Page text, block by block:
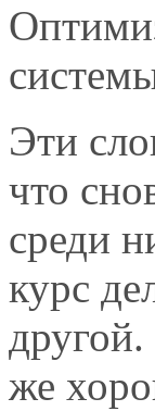
Эти
что
среди
курс
же